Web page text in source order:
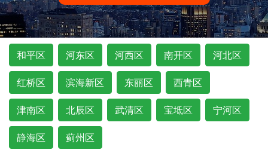
和平区 河东区 河西区 南开区 河北区
红桥区 滨海新区 东丽区 西青区
津南区 北辰区 武清区 宝坻区 宁河区
静海区 蓟州区